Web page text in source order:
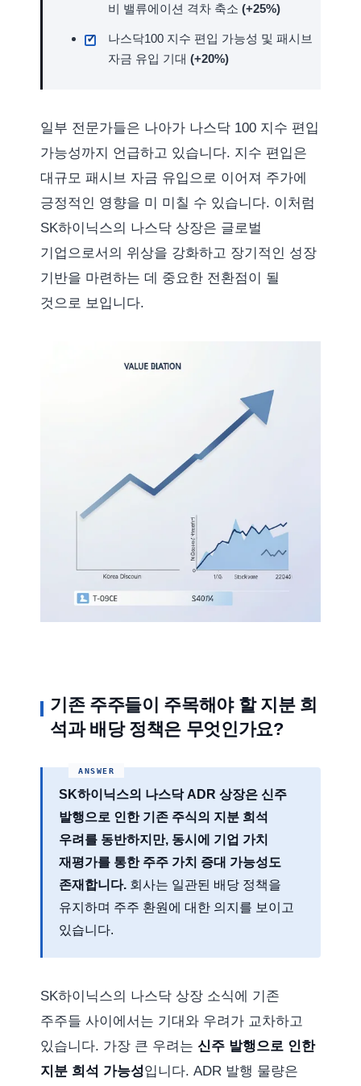
비 밸류에이션 격차 축소 (+25%)
나스닥100 지수 편입 가능성 및 패시브
자금 유입 기대 (+20%)
일부 전문가들은 나아가 나스닥 100 지수 편입
가능성까지 언급하고 있습니다. 지수 편입은
대규모 패시브 자금 유입으로 이어져 주가에
긍정적인 영향을 미 미칠 수 있습니다. 이처럼
SK하이닉스의 나스닥 상장은 글로벌
기업으로서의 위상을 강화하고 장기적인 성장
기반을 마련하는 데 중요한 전환점이 될
것으로 보입니다.
기존 주주들이 주목해야 할 지분 희
석과 배당 정책은 무엇인가요?
SK하이닉스의 나스닥 ADR 상장은 신주
발행으로 인한 기존 주식의 지분 희석
우려를 동반하지만, 동시에 기업 가치
재평가를 통한 주주 가치 증대 가능성도
존재합니다. 회사는 일관된 배당 정책을
유지하며 주주 환원에 대한 의지를 보이고
있습니다.
SK하이닉스의 나스닥 상장 소식에 기존
주주들 사이에서는 기대와 우려가 교차하고
있습니다. 가장 큰 우려는 신주 발행으로 인한
지분 희석 가능성입니다. ADR 발행 물량은